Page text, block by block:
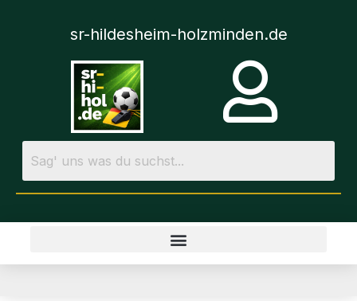
sr-hildesheim-holzminden.de